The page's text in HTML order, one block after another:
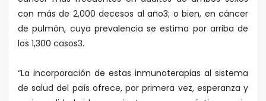
con más de 2,000 decesos al año3; o bien, en cáncer
de pulmón, cuya prevalencia se estima por arriba de
los 1,300 casos3.
“La incorporación de estas inmunoterapias al sistema
de salud del país ofrece, por primera vez, esperanza y